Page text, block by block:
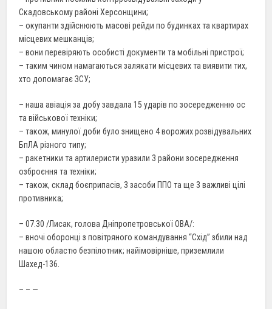
Скадовському районі Херсонщини;
– окупанти здійснюють масові рейди по будинках та квартирах
місцевих мешканців;
– вони перевіряють особисті документи та мобільні пристрої;
– таким чином намагаються залякати місцевих та виявити тих,
хто допомагає ЗСУ;
– наша авіація за добу завдала 15 ударів по зосередженню ос
та військової техніки;
– також, минулої доби було знищено 4 ворожих розвідувальних
БпЛА різного типу;
– ракетники та артилеристи уразили 3 райони зосередження
озброєння та техніки;
– також, склад боєприпасів, 3 засоби ППО та ще 3 важливі цілі
противника;
– 07.30 /Лисак, голова Дніпропетровської ОВА/:
– вночі оборонці з повітряного командування “Схід” збили над
нашою областю безпілотник; найімовірніше, приземлили
Шахед-136.
– – —